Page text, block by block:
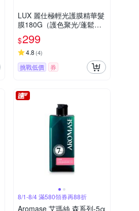
LUX 麗仕極輕光護膜精華髮
膜180G（護色聚光/蓬鬆修
護）
$299
4.8 (4)
挑戰低價 券
8/1-8/4 滿580領券再88折
Aromase 艾瑪絲 森系列-5α